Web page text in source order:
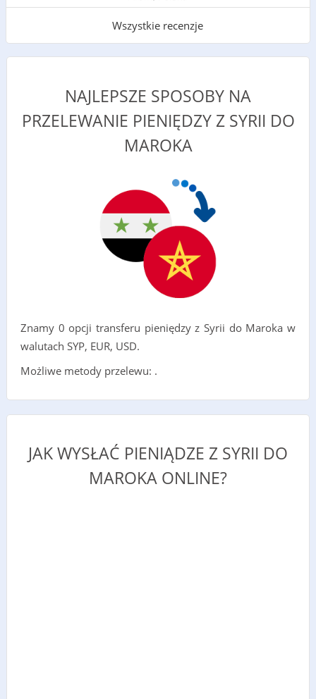
Wszystkie recenzje
NAJLEPSZE SPOSOBY NA
PRZELEWANIE PIENIĘDZY Z SYRII DO
MAROKA
Znamy 0 opcji transferu pieniędzy z Syrii do Maroka w
walutach SYP, EUR, USD.
Możliwe metody przelewu: .
JAK WYSŁAĆ PIENIĄDZE Z SYRII DO
MAROKA ONLINE?